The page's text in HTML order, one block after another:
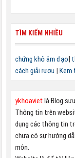
TÌM KIẾM NHIỀU
chứng khô âm đạo|
cách giải rượu | Kem
ykhoaviet là Blog
Thông tin trên
dụng các thông tin
chưa có sự hướng
môn.